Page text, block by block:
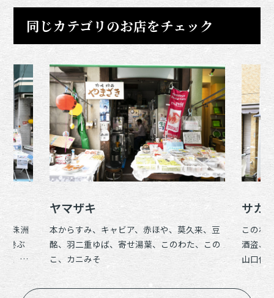
同じカテゴリのお店をチェック
、珠洲
巻ぶ
、鮨
ヤマザキ
本からすみ、キャビア、赤ほや、莫久来、豆
酩、羽二重ゆば、寄せ湯葉、このわた、この
こ、カニみそ
サカ
このわ
酒盗、
山口仙